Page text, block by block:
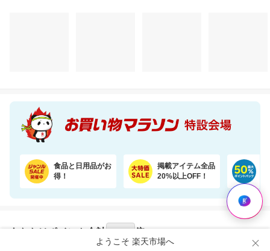
ようこそ 楽天市場へ
食品と日用品がお
得！
掲載アイテム全品
20%以上OFF！
あなたはポイント 合計 倍